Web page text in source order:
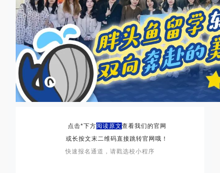
点击*下方阅读原文查看我们的官网
或长按文末二维码直接跳转官网哦！
快速报名通道，请戳选校小程序